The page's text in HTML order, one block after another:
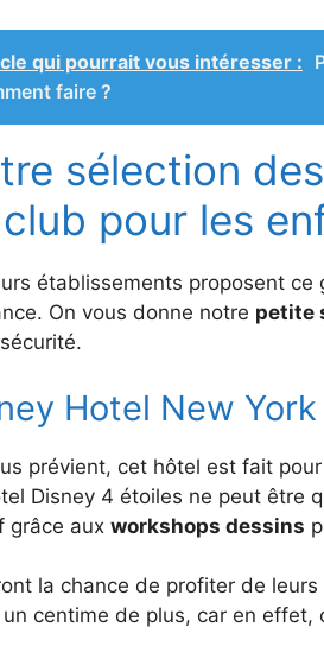
qui pourrait vous intéresser :
faire ?
sélection
pour les
établissements proposent
On vous donne notre petite
Hotel New
prévient, cet hôtel est fait
Disney 4 étoiles ne peut être
grâce aux workshops dessins
la chance de profiter de
un centime de plus, car en effet,